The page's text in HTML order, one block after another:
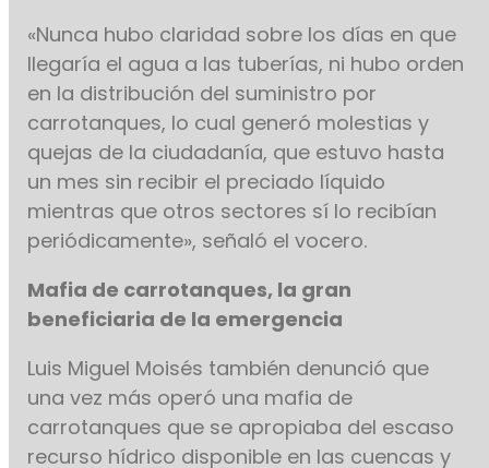
«Nunca hubo claridad sobre los días en que
llegaría el agua a las tuberías, ni hubo orden
en la distribución del suministro por
carrotanques, lo cual generó molestias y
quejas de la ciudadanía, que estuvo hasta
un mes sin recibir el preciado líquido
mientras que otros sectores sí lo recibían
periódicamente», señaló el vocero.
Mafia de carrotanques, la gran
beneficiaria de la emergencia
Luis Miguel Moisés también denunció que
una vez más operó una mafia de
carrotanques que se apropiaba del escaso
recurso hídrico disponible en las cuencas y